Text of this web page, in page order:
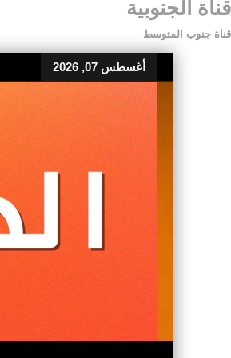
قناة الجنوبية
قناة جنوب المتوسط
أغسطس 07, 2026